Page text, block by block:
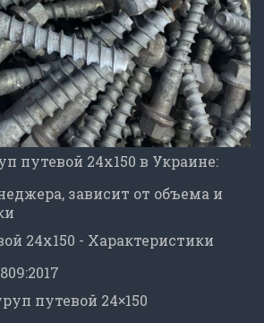
путевой 24x150 в Украине:
зависит от объема и
24x150 - Характеристики
путевой 24×150